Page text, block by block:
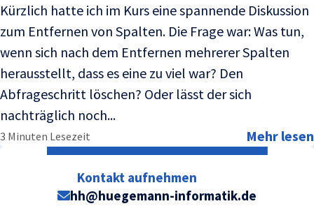
Kürzlich hatte ich im Kurs eine spannende Diskussion
zum Entfernen von Spalten. Die Frage war: Was tun,
wenn sich nach dem Entfernen mehrerer Spalten
herausstellt, dass es eine zu viel war? Den
Abfrageschritt löschen? Oder lässt der sich
nachträglich noch...
3 Minuten Lesezeit Mehr lesen
Kontakt aufnehmen
hh@huegemann-informatik.de